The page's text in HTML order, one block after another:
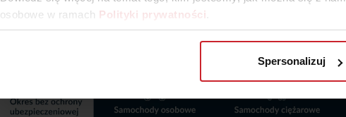
osobowe w ramach Polityki prywatności
Spersonalizuj